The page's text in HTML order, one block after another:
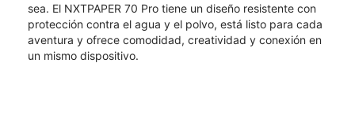
sea. El NXTPAPER 70 Pro tiene un diseño resistente con
protección contra el agua y el polvo, está listo para cada
aventura y ofrece comodidad, creatividad y conexión en
un mismo dispositivo.